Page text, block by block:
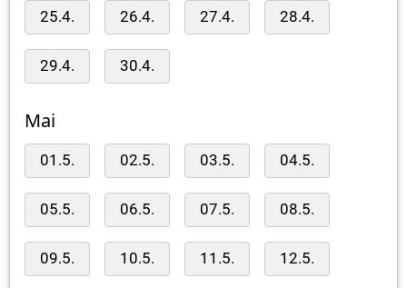
25.4. 26.4. 27.4. 28.4.
29.4. 30.4.
Mai
01.5. 02.5. 03.5. 04.5.
05.5. 06.5. 07.5. 08.5.
09.5. 10.5. 11.5. 12.5.